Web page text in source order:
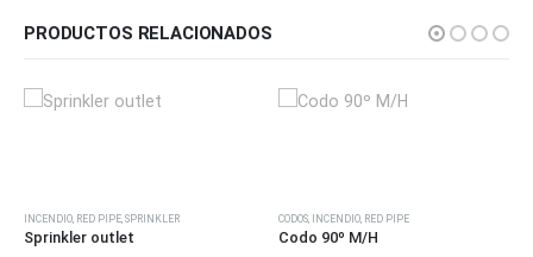
PRODUCTOS RELACIONADOS
CODOS INCENDIO ,RED PIPE
Codo 90º M/H